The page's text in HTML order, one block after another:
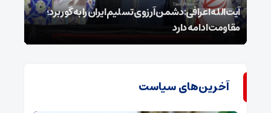
آیت‌الله اعرافی:دشمن آرزوی تسلیم ایران را به گور برد؛
مقاومت ادامه دارد
آخرین‌های سیاست